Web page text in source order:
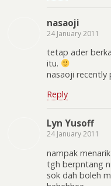
nasaoji
24 January 2011
tetap ader
itu.
nasaoji recently
Reply
Lyn Yusoff
24 January 2011
nampak
tgh berpntang
sok dah boleh